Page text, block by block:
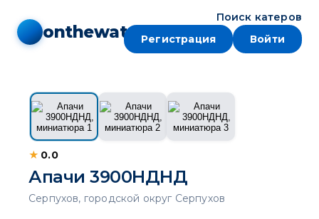
onthewater
Поиск катеров
Регистрация
Войти
1 / 3
★ 0.0
Апачи 3900НДНД
Серпухов, городской округ Серпухов